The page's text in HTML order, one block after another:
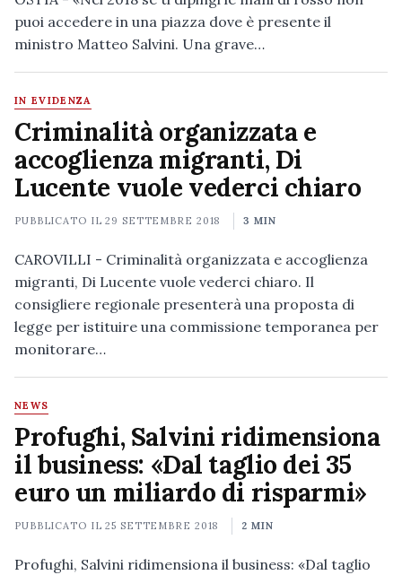
puoi accedere in una piazza dove è presente il
ministro Matteo Salvini. Una grave…
IN EVIDENZA
Criminalità organizzata e
accoglienza migranti, Di
Lucente vuole vederci chiaro
PUBBLICATO IL29 SETTEMBRE 2018 3 MIN
CAROVILLI - Criminalità organizzata e accoglienza
migranti, Di Lucente vuole vederci chiaro. Il
consigliere regionale presenterà una proposta di
legge per istituire una commissione temporanea per
monitorare…
NEWS
Profughi, Salvini ridimensiona
il business: «Dal taglio dei 35
euro un miliardo di risparmi»
PUBBLICATO IL25 SETTEMBRE 2018 2 MIN
Profughi, Salvini ridimensiona il business: «Dal taglio